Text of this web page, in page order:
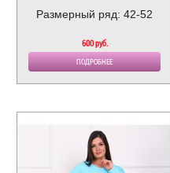
Размерный ряд: 42-52
600 руб.
ПОДРОБНЕЕ